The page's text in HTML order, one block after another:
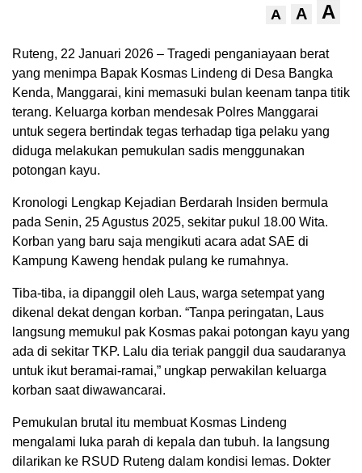
A A A
Ruteng, 22 Januari 2026 – Tragedi penganiayaan berat
yang menimpa Bapak Kosmas Lindeng di Desa Bangka
Kenda, Manggarai, kini memasuki bulan keenam tanpa titik
terang. Keluarga korban mendesak Polres Manggarai
untuk segera bertindak tegas terhadap tiga pelaku yang
diduga melakukan pemukulan sadis menggunakan
potongan kayu.
Kronologi Lengkap Kejadian Berdarah Insiden bermula
pada Senin, 25 Agustus 2025, sekitar pukul 18.00 Wita.
Korban yang baru saja mengikuti acara adat SAE di
Kampung Kaweng hendak pulang ke rumahnya.
Tiba-tiba, ia dipanggil oleh Laus, warga setempat yang
dikenal dekat dengan korban. “Tanpa peringatan, Laus
langsung memukul pak Kosmas pakai potongan kayu yang
ada di sekitar TKP. Lalu dia teriak panggil dua saudaranya
untuk ikut beramai-ramai,” ungkap perwakilan keluarga
korban saat diwawancarai.
Pemukulan brutal itu membuat Kosmas Lindeng
mengalami luka parah di kepala dan tubuh. Ia langsung
dilarikan ke RSUD Ruteng dalam kondisi lemas. Dokter